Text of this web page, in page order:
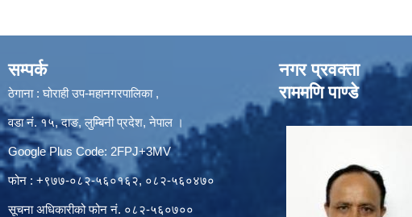
सम्पर्क
ठेगाना : घोराही उप-महानगरपालिका ,
वडा नं. १५, दाङ, लुम्बिनी प्रदेश, नेपाल ।
Google Plus Code: 2FPJ+3MV
फोन : +९७७-०८२-५६०१६२, ०८२-५६०४७०
सूचना अधिकारीको फोन नं. ०८२-५६०७००
नगर प्रवक्ता
राममणि पाण्डे